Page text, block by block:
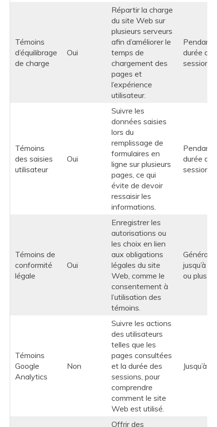
Témoins
d’équilibrage
de charge
Oui
Répartir la charge
du site Web sur
plusieurs serveurs
afin d’améliorer le
temps de
chargement des
pages et
l’expérience
utilisateur.
Pendant
durée de
session
Témoins
des saisies
utilisateur
Oui
Suivre les
données saisies
lors du
remplissage de
formulaires en
ligne sur plusieurs
pages, ce qui
évite de devoir
ressaisir les
informations.
Pendant
durée de
session
Témoins de
conformité
légale
Oui
Enregistrer les
autorisations ou
les choix en lien
aux obligations
légales du site
Web, comme le
consentement à
l’utilisation des
témoins.
jusqu’à
ou plus
Témoins
Google
Analytics
Non
Suivre les actions
des utilisateurs
telles que les
pages consultées
et la durée des
sessions, pour
comprendre
comment le site
Web est utilisé.
Jusqu’à
Offrir des